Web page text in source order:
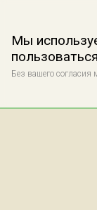
Мы
Без вашего